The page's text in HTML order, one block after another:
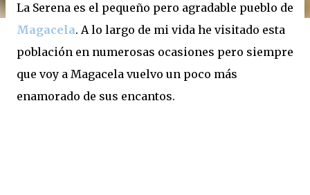
La Serena es el pequeño pero agradable pueblo de
Magacela. A lo largo de mi vida he visitado esta
población en numerosas ocasiones pero siempre
que voy a Magacela vuelvo un poco más
enamorado de sus encantos.